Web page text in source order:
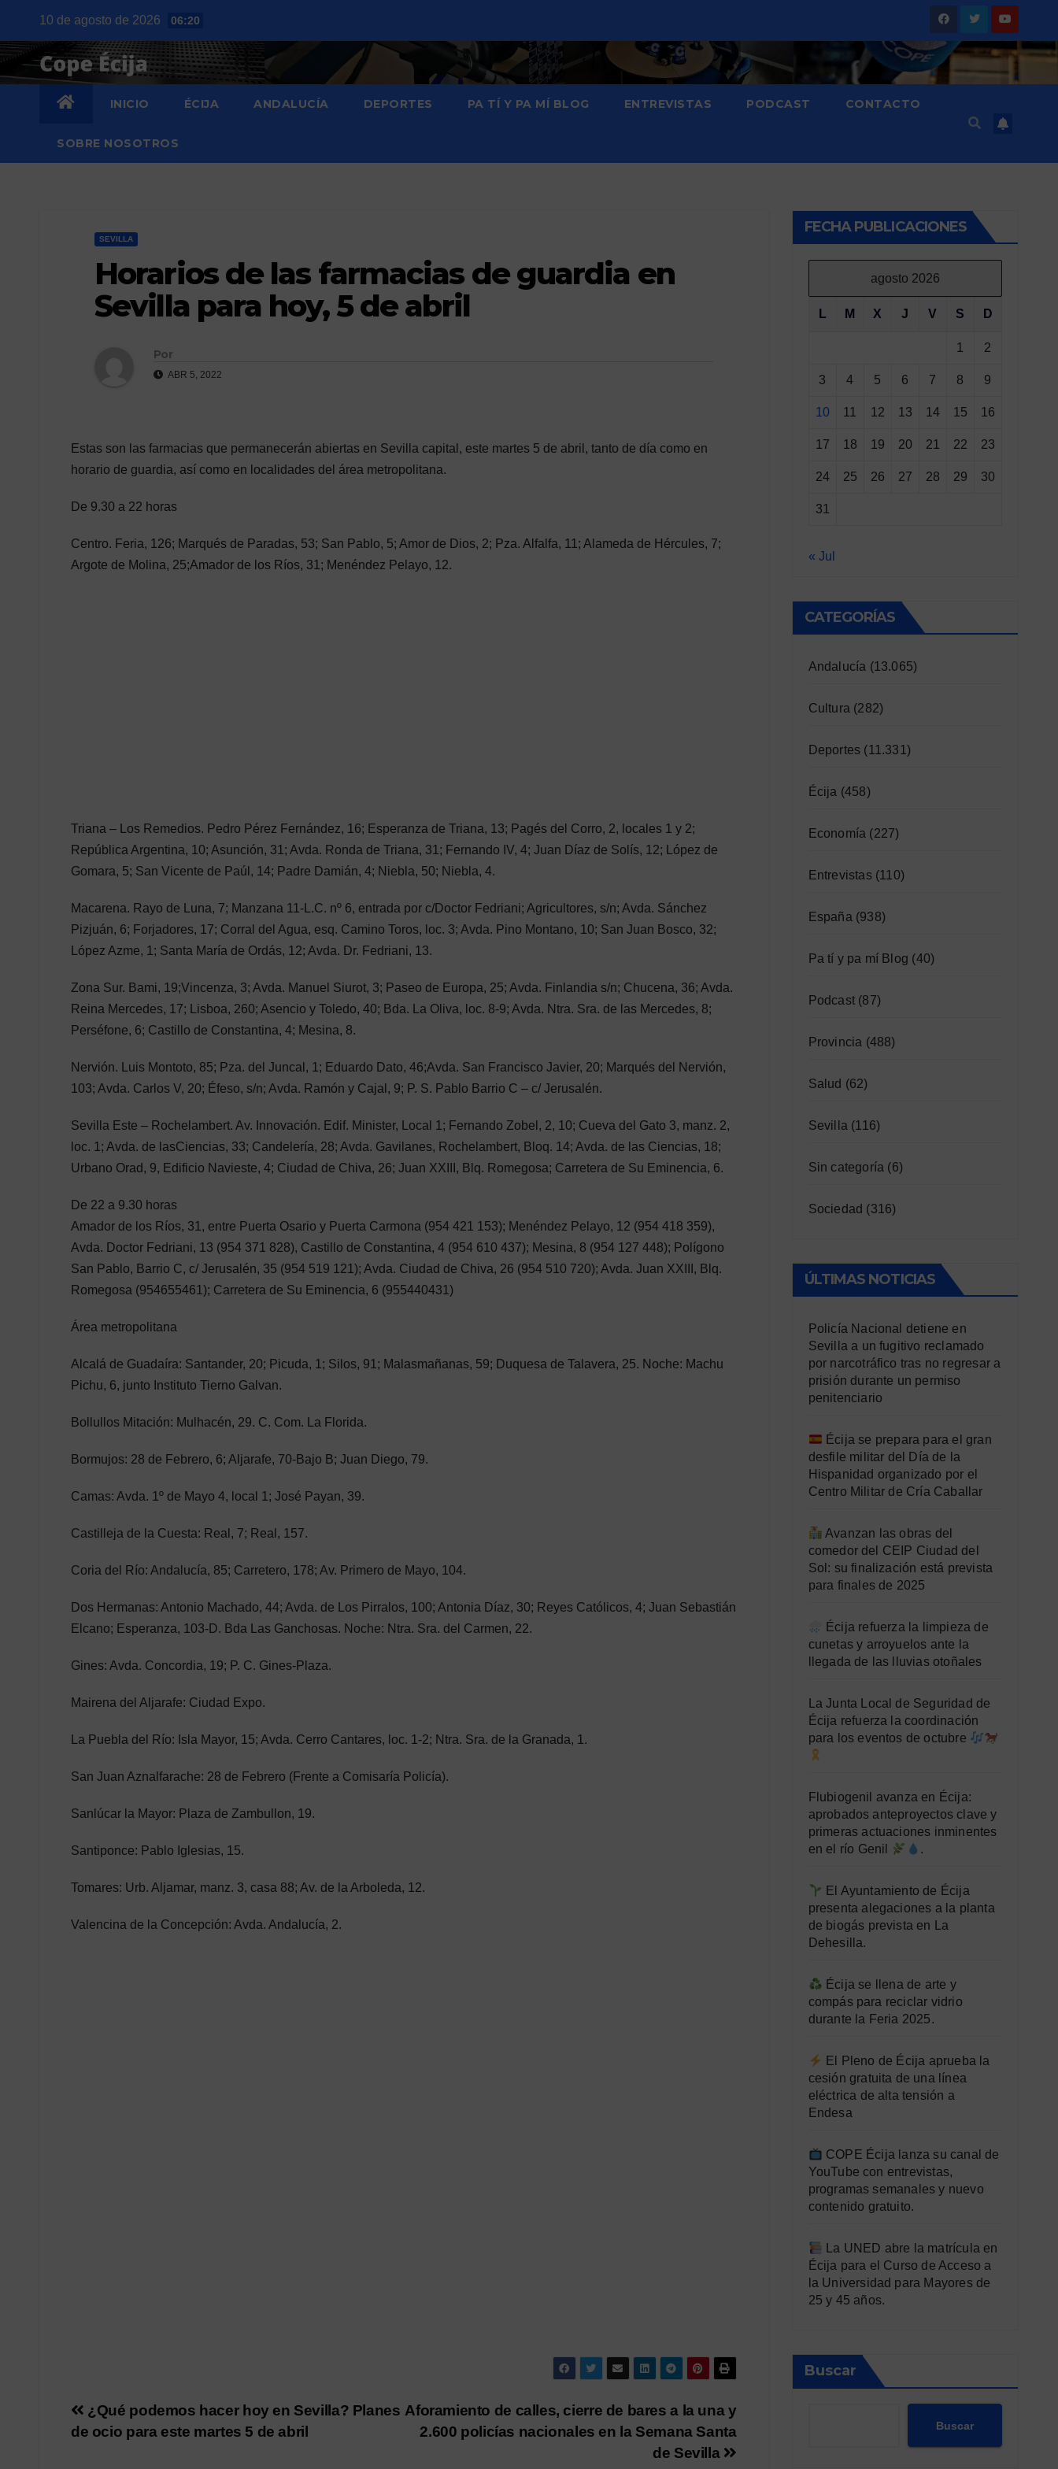
contenido
10 de agosto de 2026 06:20
INICIO ÉCIJA ANDALUCÍA DEPORTES PA TÍ Y PA MÍ BLOG ENTREVISTAS PODCAST CONTACTO
SOBRE NOSOTROS
SEVILLA
Horarios de las farmacias de guardia en
Sevilla para hoy, 5 de abril
Por
ABR 5, 2022
Estas son las farmacias que permanecerán abiertas en Sevilla capital, este martes 5 de abril, tanto de día como en
horario de guardia, así como en localidades del área metropolitana.
De 9.30 a 22 horas
Centro. Feria, 126; Marqués de Paradas, 53; San Pablo, 5; Amor de Dios, 2; Pza. Alfalfa, 11; Alameda de Hércules, 7;
Argote de Molina, 25;Amador de los Ríos, 31; Menéndez Pelayo, 12.
Triana – Los Remedios. Pedro Pérez Fernández, 16; Esperanza de Triana, 13; Pagés del Corro, 2, locales 1 y 2;
República Argentina, 10; Asunción, 31; Avda. Ronda de Triana, 31; Fernando IV, 4; Juan Díaz de Solís, 12; López de
Gomara, 5; San Vicente de Paúl, 14; Padre Damián, 4; Niebla, 50; Niebla, 4.
Macarena. Rayo de Luna, 7; Manzana 11-L.C. nº 6, entrada por c/Doctor Fedriani; Agricultores, s/n; Avda. Sánchez
Pizjuán, 6; Forjadores, 17; Corral del Agua, esq. Camino Toros, loc. 3; Avda. Pino Montano, 10; San Juan Bosco, 32;
López Azme, 1; Santa María de Ordás, 12; Avda. Dr. Fedriani, 13.
Zona Sur. Bami, 19;Vincenza, 3; Avda. Manuel Siurot, 3; Paseo de Europa, 25; Avda. Finlandia s/n; Chucena, 36; Avda.
Reina Mercedes, 17; Lisboa, 260; Asencio y Toledo, 40; Bda. La Oliva, loc. 8-9; Avda. Ntra. Sra. de las Mercedes, 8;
Perséfone, 6; Castillo de Constantina, 4; Mesina, 8.
Nervión. Luis Montoto, 85; Pza. del Juncal, 1; Eduardo Dato, 46;Avda. San Francisco Javier, 20; Marqués del Nervión,
103; Avda. Carlos V, 20; Éfeso, s/n; Avda. Ramón y Cajal, 9; P. S. Pablo Barrio C – c/ Jerusalén.
Sevilla Este – Rochelambert. Av. Innovación. Edif. Minister, Local 1; Fernando Zobel, 2, 10; Cueva del Gato 3, manz. 2,
loc. 1; Avda. de lasCiencias, 33; Candelería, 28; Avda. Gavilanes, Rochelambert, Bloq. 14; Avda. de las Ciencias, 18;
Urbano Orad, 9, Edificio Navieste, 4; Ciudad de Chiva, 26; Juan XXIII, Blq. Romegosa; Carretera de Su Eminencia, 6.
De 22 a 9.30 horas
Amador de los Ríos, 31, entre Puerta Osario y Puerta Carmona (954 421 153); Menéndez Pelayo, 12 (954 418 359),
Avda. Doctor Fedriani, 13 (954 371 828), Castillo de Constantina, 4 (954 610 437); Mesina, 8 (954 127 448); Polígono
San Pablo, Barrio C, c/ Jerusalén, 35 (954 519 121); Avda. Ciudad de Chiva, 26 (954 510 720); Avda. Juan XXIII, Blq.
Romegosa (954655461); Carretera de Su Eminencia, 6 (955440431)
Área metropolitana
Alcalá de Guadaíra: Santander, 20; Picuda, 1; Silos, 91; Malasmañanas, 59; Duquesa de Talavera, 25. Noche: Machu
Pichu, 6, junto Instituto Tierno Galvan.
Bollullos Mitación: Mulhacén, 29. C. Com. La Florida.
Bormujos: 28 de Febrero, 6; Aljarafe, 70-Bajo B; Juan Diego, 79.
Camas: Avda. 1º de Mayo 4, local 1; José Payan, 39.
Castilleja de la Cuesta: Real, 7; Real, 157.
Coria del Río: Andalucía, 85; Carretero, 178; Av. Primero de Mayo, 104.
Dos Hermanas: Antonio Machado, 44; Avda. de Los Pirralos, 100; Antonia Díaz, 30; Reyes Católicos, 4; Juan Sebastián
Elcano; Esperanza, 103-D. Bda Las Ganchosas. Noche: Ntra. Sra. del Carmen, 22.
Gines: Avda. Concordia, 19; P. C. Gines-Plaza.
Mairena del Aljarafe: Ciudad Expo.
La Puebla del Río: Isla Mayor, 15; Avda. Cerro Cantares, loc. 1-2; Ntra. Sra. de la Granada, 1.
San Juan Aznalfarache: 28 de Febrero (Frente a Comisaría Policía).
Sanlúcar la Mayor: Plaza de Zambullon, 19.
Santiponce: Pablo Iglesias, 15.
Tomares: Urb. Aljamar, manz. 3, casa 88; Av. de la Arboleda, 12.
Valencina de la Concepción: Avda. Andalucía, 2.
Navegación
Aforamiento de calles, cierre de bares a la una y
2.600 policías nacionales en la Semana Santa
de Sevilla
¿Qué podemos hacer hoy en Sevilla? Planes
de ocio para este martes 5 de abril
FECHA PUBLICACIONES
agosto 2026
L M X J V S D
1 2
3 4 5 6 7 8 9
10 11 12 13 14 15 16
17 18 19 20 21 22 23
24 25 26 27 28 29 30
31
« Jul
CATEGORÍAS
Andalucía (13.065)
Cultura (282)
Deportes (11.331)
Écija (458)
Economía (227)
Entrevistas(110)
España (938)
Pa tí y pa mí Blog (40)
Podcast(87)
Provincia (488)
Salud (62)
Sevilla (116)
Sin categoría (6)
Sociedad (316)
ÚLTIMAS NOTICIAS
Policía Nacional detiene en
Sevilla a un fugitivo reclamado
por narcotráfico tras no regresar a
prisión durante un permiso
penitenciario
Écija se prepara para el gran
desfile militar del Día de la
Hispanidad organizado por el
Centro Militar de Cría Caballar
Avanzan las obras del
comedor del CEIP Ciudad del
Sol: su finalización está prevista
para finales de 2025
Écija refuerza la limpieza de
cunetas y arroyuelos ante la
llegada de las lluvias otoñales
La Junta Local de Seguridad de
Écija refuerza la coordinación
para los eventos de octubre
Flubiogenil avanza en Écija:
aprobados anteproyectos clave y
primeras actuaciones inminentes
en el río Genil
.
El Ayuntamiento de Écija
presenta alegaciones a la planta
de biogás prevista en La
Dehesilla.
Écija se llena de arte y
compás para reciclar vidrio
durante la Feria 2025.
El Pleno de Écija aprueba la
cesión gratuita de una línea
eléctrica de alta tensión a
Endesa
COPE Écija lanza su canal de
YouTube con entrevistas,
programas semanales y nuevo
contenido gratuito.
La UNED abre la matrícula en
Écija para el Curso de Acceso a
la Universidad para Mayores de
25 y 45 años.
Buscar
Buscar